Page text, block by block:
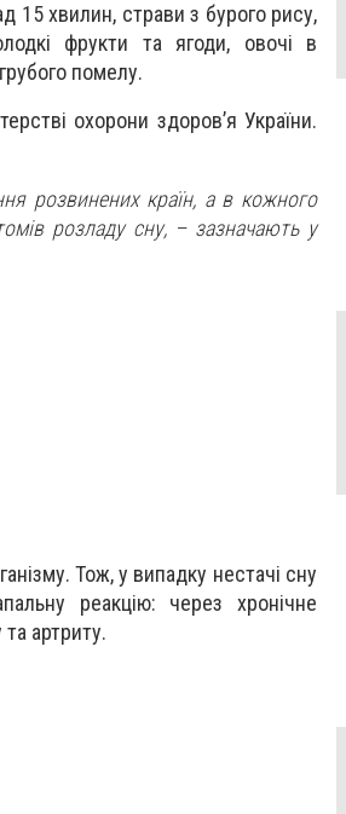
15 хвилин, страви з бурого рису,
фрукти та ягоди, овочі в
помелу.
охорони здоров’я України.
розвинених країн, а в кожного
розладу сну, – зазначають у
Тож, у випадку нестачі сну
реакцію: через хронічне
артриту.